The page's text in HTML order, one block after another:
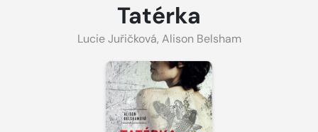
Tatérka
Lucie Juřičková, Alison Belsham